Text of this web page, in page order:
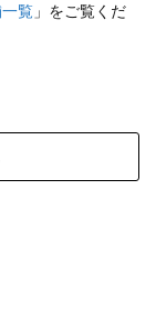
覧 」をご覧くだ